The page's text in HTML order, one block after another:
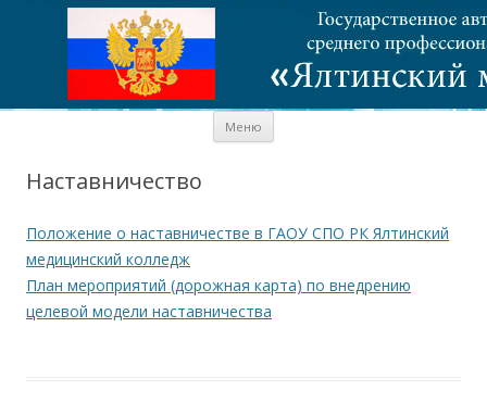
Меню Перейти к содержимому
Наставничество
Положение о наставничестве в ГАОУ СПО РК Ялтинский
медицинский колледж
План мероприятий (дорожная карта) по внедрению
целевой модели наставничества